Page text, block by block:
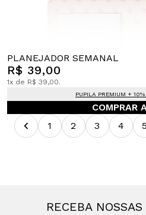
PLANEJADOR SEMANAL
R$ 39,00
1x de R$ 39,00.
PUPILA PREMIUM +
COMPRAR
1
2 3 4 5
RECEBA